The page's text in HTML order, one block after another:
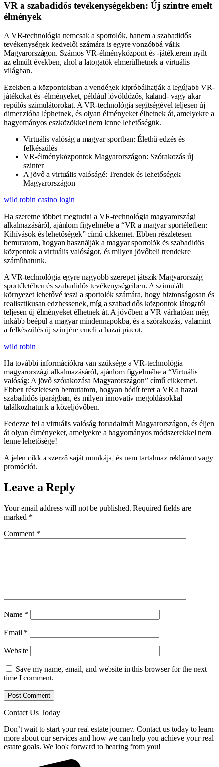
VR a szabadidős tevékenységekben: Új szintre emelt
élmények
A VR-technológia nemcsak a sportolók, hanem a szabadidős
tevékenységek kedvelői számára is egyre vonzóbbá válik
Magyarországon. Számos VR-élményközpont és -játékterem nyílt
az elmúlt években, ahol a látogatók elmerülhetnek a virtuális
világban.
Ezekben a központokban a vendégek kipróbálhatják a legújabb VR-
játékokat és -élményeket, például lövöldözős, kaland- vagy akár
repülős szimulátorokat. A VR-technológia segítségével teljesen új
dimenzióba léphetnek, és olyan élményeket élhetnek át, amelyekre a
hagyományos eszközökkel nem lenne lehetőségük.
Virtuális valóság a magyar sportban: Élethű edzés és
felkészülés
VR-élményközpontok Magyarországon: Szórakozás új
szinten
A jövő a virtuális valóságé: Trendek és lehetőségek
Magyarországon
wild robin casino login
Ha szeretne többet megtudni a VR-technológia magyarországi
alkalmazásáról, ajánlom figyelmébe a “VR a magyar sportéletben:
Kihívások és lehetőségek” című cikkemet. Ebben részletesen
bemutatom, hogyan használják a magyar sportolók és szabadidős
központok a virtuális valóságot, és milyen jövőbeli trendekre
számíthatunk.
A VR-technológia egyre nagyobb szerepet játszik Magyarország
sportéletében és szabadidős tevékenységeiben. A szimulált
környezet lehetővé teszi a sportolók számára, hogy biztonságosan és
realisztikusan edzhessenek, míg a szabadidős központok látogatói
teljesen új élményeket élhetnek át. A jövőben a VR várhatóan még
inkább beépül a magyar mindennapokba, és a szórakozás, valamint
a felkészülés új szintjére emeli a hazai piacot.
wild robin
Ha további információkra van szüksége a VR-technológia
magyarországi alkalmazásáról, ajánlom figyelmébe a “Virtuális
valóság: A jövő szórakozása Magyarországon” című cikkemet.
Ebben részletesen bemutatom, hogyan hódít teret a VR a hazai
szabadidős iparágban, és milyen innovatív megoldásokkal
találkozhatunk a közeljövőben.
Fedezze fel a virtuális valóság forradalmát Magyarországon, és éljen
át olyan élményeket, amelyekre a hagyományos módszerekkel nem
lenne lehetősége!
A jelen cikk a szerző saját munkája, és nem tartalmaz reklámot vagy
promóciót.
Leave a Reply
Your email address will not be published. Required fields are
marked *
Comment *
Name *
Email *
Website
Save my name, email, and website in this browser for the next
time I comment.
Contact Us Today
Don’t wait to start your real estate journey. Contact us today to learn
more about our services and how we can help you achieve your real
estate goals. We look forward to hearing from you!